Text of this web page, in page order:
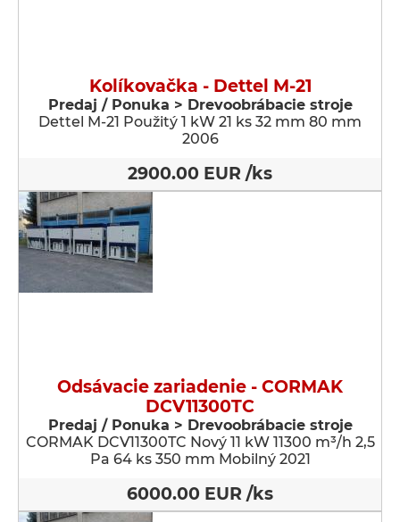
Kolíkovačka - Dettel M-21
Predaj / Ponuka > Drevoobrábacie stroje
Dettel M-21 Použitý 1 kW 21 ks 32 mm 80 mm
2006
2900.00 EUR /ks
Odsávacie zariadenie - CORMAK
DCV11300TC
Predaj / Ponuka > Drevoobrábacie stroje
CORMAK DCV11300TC Nový 11 kW 11300 m³/h 2,5
Pa 64 ks 350 mm Mobilný 2021
6000.00 EUR /ks